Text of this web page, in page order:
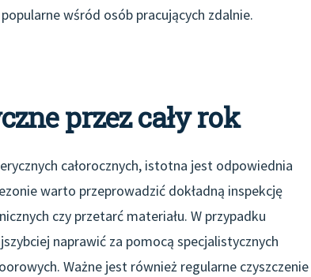
wśród osób pracujących zdalnie.
przez cały rok
całorocznych, istotna jest odpowiednia
warto przeprowadzić dokładną inspekcję
czy przetarć materiału. W przypadku
naprawić za pomocą specjalistycznych
Ważne jest również regularne czyszczenie